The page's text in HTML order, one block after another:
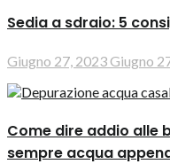
Sedia a sdraio: 5
Giugno 27, 2023Giugno
Come dire addio alle
sempre acqua